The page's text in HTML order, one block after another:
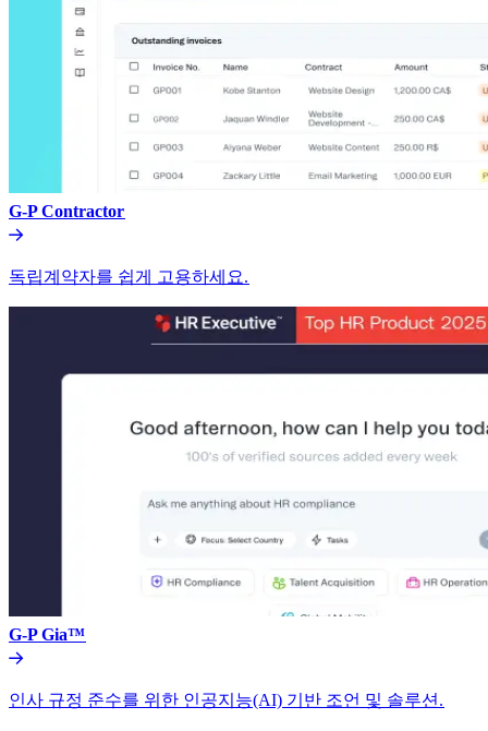
G-P Contractor​​
독립계약자를 쉽게 고용하세요.​​
G-P Gia™​​
인사 규정 준수를 위한 인공지능(AI) 기반 조언 및 솔루션.​​